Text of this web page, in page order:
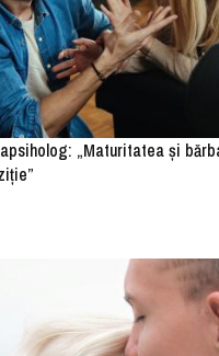
„Maturitatea și